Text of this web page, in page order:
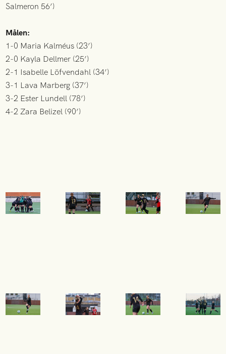
Salmeron 56’)
Målen:
1-0 Maria Kalméus (23’)
2-0 Kayla Dellmer (25’)
2-1 Isabelle Löfvendahl (34’)
3-1 Lava Marberg (37’)
3-2 Ester Lundell (78’)
4-2 Zara Belizel (90’)